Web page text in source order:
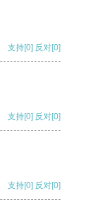
支持[0] 反对[0]
支持[0] 反对[0]
支持[0] 反对[0]